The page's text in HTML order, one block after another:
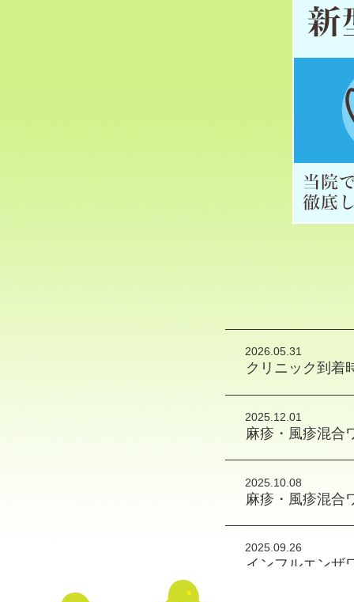
2026.05.31
クリニック到着
2025.12.01
麻疹・風疹混合
2025.10.08
麻疹・風疹混合
2025.09.26
インフルエンザ